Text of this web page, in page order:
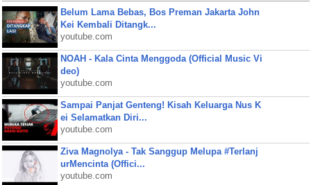
Belum Lama Bebas, Bos Preman Jakarta John
Kei Kembali Ditangk...
youtube.com
NOAH - Kala Cinta Menggoda (Official Music Vi
deo)
youtube.com
Sampai Panjat Genteng! Kisah Keluarga Nus K
ei Selamatkan Diri...
youtube.com
Ziva Magnolya - Tak Sanggup Melupa #Terlanj
urMencinta (Offici...
youtube.com